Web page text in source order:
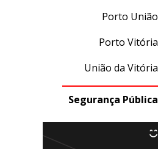
Porto União
Porto Vitória
União da Vitória
Segurança Pública